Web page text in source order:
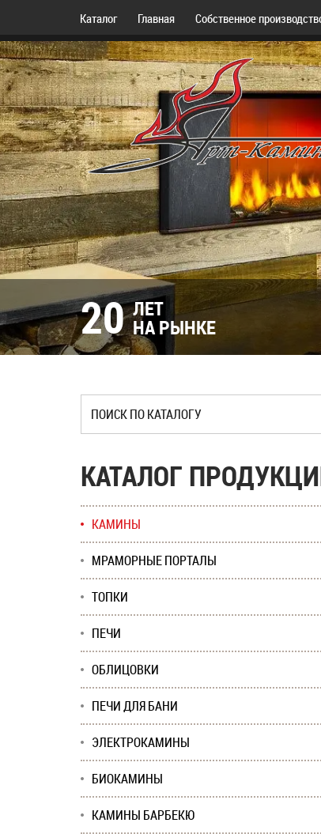
Каталог Главная Собственное
20 ЛЕТ
НА РЫНКЕ
КАТАЛОГ
КАМИНЫ
МРАМОРНЫЕ ПОРТАЛЫ
ТОПКИ
ПЕЧИ
ОБЛИЦОВКИ
ПЕЧИ ДЛЯ БАНИ
ЭЛЕКТРОКАМИНЫ
БИОКАМИНЫ
КАМИНЫ БАРБЕКЮ